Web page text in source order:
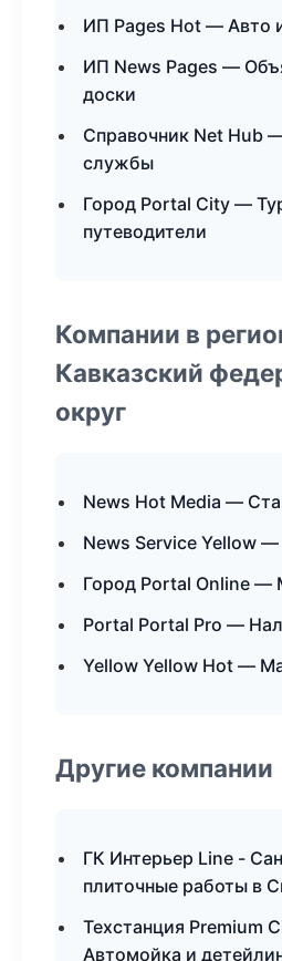
ИП Pages Hot — Авто
ИП News Pages —
доски
Справочник Net Hub
службы
Город Portal City —
путеводители
Компании в
Кавказский
округ
News Hot Media —
News Service Yellow
Город Portal Online —
Portal Portal Pro —
Yellow Yellow Hot —
Другие компании
ГК Интерьер Line -
плиточные работы в
Техстанция Premium
Автомойка и